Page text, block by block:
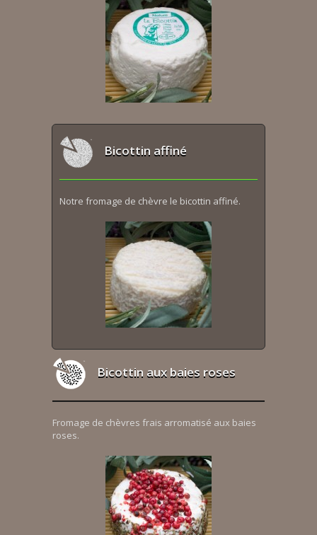
Bicottin affiné
Notre fromage de chèvre le bicottin affiné.
Bicottin aux baies roses
Fromage de chèvres frais arromatisé aux baies
roses.